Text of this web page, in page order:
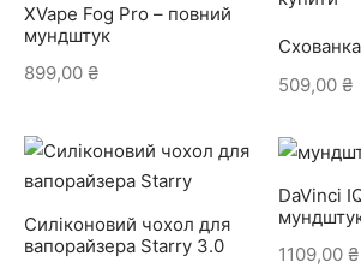
XVape Fog Pro – повний
мундштук
899,00 ₴
509,00 ₴
Силіконовий чохол для
вапорайзера Starry 3.0
DaVinci
1109,00 ₴